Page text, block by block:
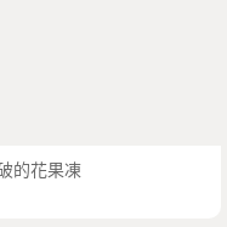
的花果凍